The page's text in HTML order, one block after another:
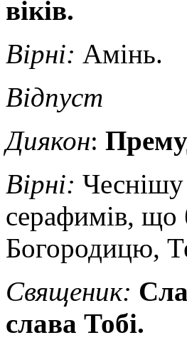
віків.
Вірні: Амінь.
Відпуст
Диякон:
Вірні: Чеснішу
серафимів, що
Богородицю,
Священик:
слава Тобі.